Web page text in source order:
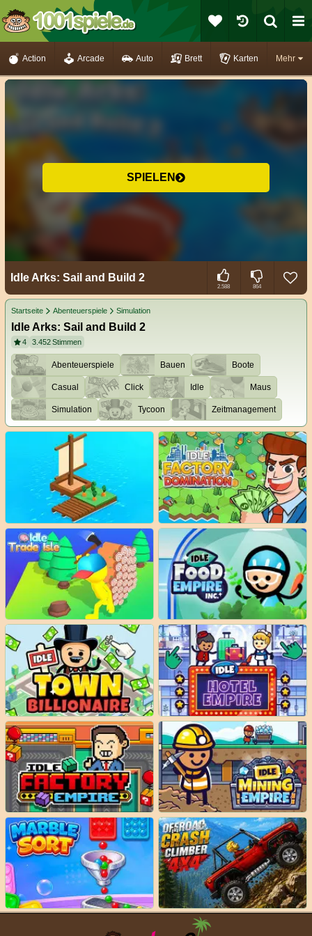
Mehr
Action Arcade Auto Brett Karten
SPIELEN
Idle Arks: Sail and Build 2
2.588 864
Startseite Abenteuerspiele Simulation
Idle Arks: Sail and Build 2
4 3.452Stimmen
Abenteuerspiele Bauen Boote
Casual Click Idle Maus
Simulation Tycoon Zeitmanagement